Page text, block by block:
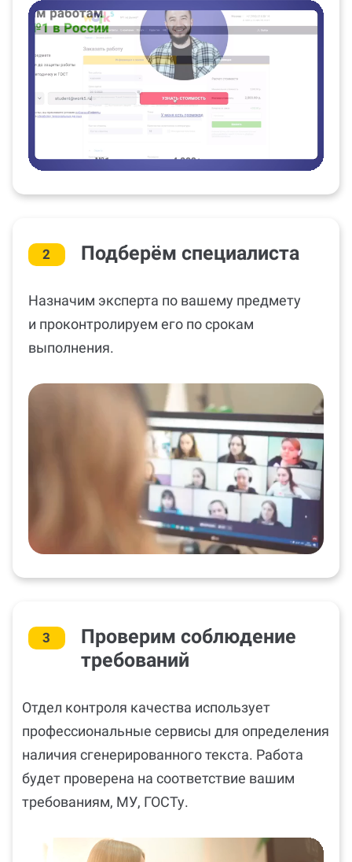
2 Подберём специалиста
Назначим эксперта по вашему предмету
и проконтролируем его по срокам
выполнения.
3
Проверим соблюдение
требований
Отдел контроля качества использует
профессиональные сервисы для определения
наличия сгенерированного текста. Работа
будет проверена на соответствие вашим
требованиям, МУ, ГОСТу.